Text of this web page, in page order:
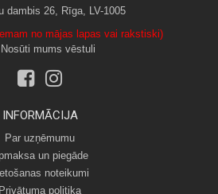
dambis 26, Rīga, LV-1005
no mājas lapas vai rakstiski)
Nosūti mums vēstuli
INFORMĀCIJA
Par uzņēmumu
un piegāde
noteikumi
Privātuma politika